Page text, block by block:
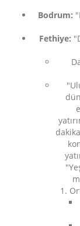
Bodrum:
Fethiye:
1.